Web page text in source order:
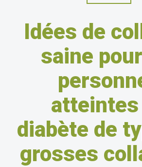
Idées de
saine
atteintes
diabète de
grosses